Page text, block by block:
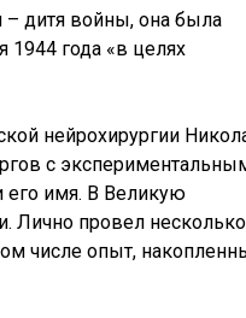
– дитя войны, она была
1944 года «в целях
нейрохирургии
с
его имя. В Великую
Лично провел
числе опыт,